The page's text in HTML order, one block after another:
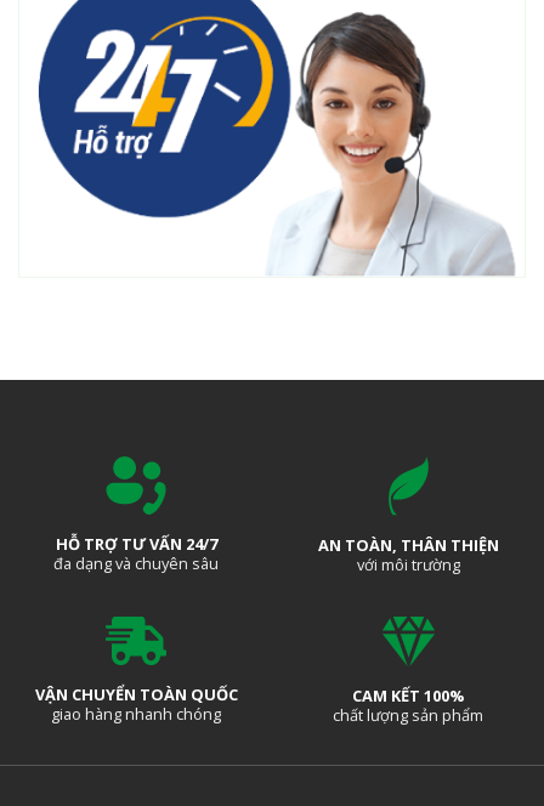
HỖ TRỢ TƯ VẤN 24/7
đa dạng và chuyên sâu
AN TOÀN, THÂN THIỆN
với môi trường
VẬN CHUYỂN TOÀN QUỐC
giao hàng nhanh chóng
CAM KẾT 100%
chất lượng sản phẩm